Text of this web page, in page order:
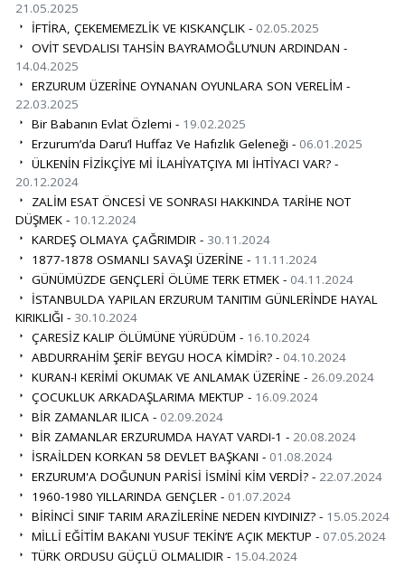
21.05.2025
İFTİRA, ÇEKEMEMEZLİK VE KISKANÇLIK - 02.05.2025
OVİT SEVDALISI TAHSİN BAYRAMOĞLU’NUN ARDINDAN -
14.04.2025
ERZURUM ÜZERİNE OYNANAN OYUNLARA SON VERELİM -
22.03.2025
Bir Babanın Evlat Özlemi - 19.02.2025
Erzurum’da Daru’l Huffaz Ve Hafızlık Geleneği - 06.01.2025
ÜLKENİN FİZİKÇİYE Mİ İLAHİYATÇIYA MI İHTİYACI VAR? -
20.12.2024
ZALİM ESAT ÖNCESİ VE SONRASI HAKKINDA TARİHE NOT
DÜŞMEK - 10.12.2024
KARDEŞ OLMAYA ÇAĞRIMDIR - 30.11.2024
1877-1878 OSMANLI SAVAŞI ÜZERİNE - 11.11.2024
GÜNÜMÜZDE GENÇLERİ ÖLÜME TERK ETMEK - 04.11.2024
İSTANBULDA YAPILAN ERZURUM TANITIM GÜNLERİNDE HAYAL
KIRIKLIĞI - 30.10.2024
ÇARESİZ KALIP ÖLÜMÜNE YÜRÜDÜM - 16.10.2024
ABDURRAHİM ŞERİF BEYGU HOCA KİMDİR? - 04.10.2024
KURAN-I KERİMİ OKUMAK VE ANLAMAK ÜZERİNE - 26.09.2024
ÇOCUKLUK ARKADAŞLARIMA MEKTUP - 16.09.2024
BİR ZAMANLAR ILICA - 02.09.2024
BİR ZAMANLAR ERZURUMDA HAYAT VARDI-1 - 20.08.2024
İSRAİLDEN KORKAN 58 DEVLET BAŞKANI - 01.08.2024
ERZURUM'A DOĞUNUN PARİSİ İSMİNİ KİM VERDİ? - 22.07.2024
1960-1980 YILLARINDA GENÇLER - 01.07.2024
BİRİNCİ SINIF TARIM ARAZİLERİNE NEDEN KIYDINIZ? - 15.05.2024
MİLLİ EĞİTİM BAKANI YUSUF TEKİN’E AÇIK MEKTUP - 07.05.2024
TÜRK ORDUSU GÜÇLÜ OLMALIDIR - 15.04.2024